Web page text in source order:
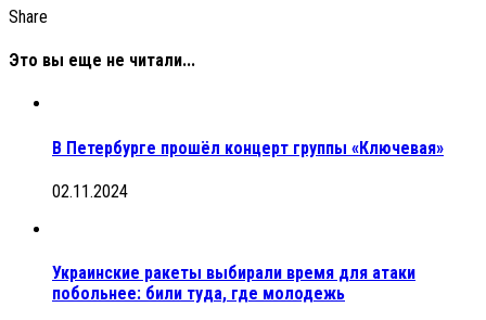
Share
Это вы еще не читали...
В Петербурге прошёл концерт группы «Ключевая»
02.11.2024
Украинские ракеты выбирали время для атаки
побольнее: били туда, где молодежь